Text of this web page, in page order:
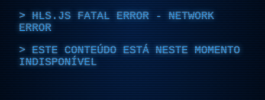
HLS.JS FATAL ERROR - NETWORK
ERROR
ESTE CONTEÚDO ESTÁ NESTE MOMENTO
INDISPONÍVEL